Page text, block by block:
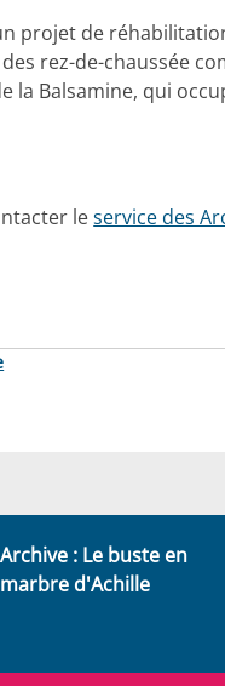
projet de
rez-de-chaussée
la Balsamine, qui
leservice des
Archive : Le buste en
marbre d'Achille